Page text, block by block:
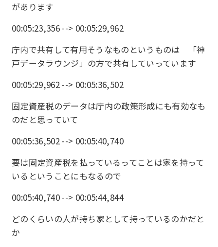
があります
00:05:23,356 --> 00:05:29,962
庁内で共有して有用そうなものというものは 「神
戸データラウンジ」の方で共有していっています
00:05:29,962 --> 00:05:36,502
固定資産税のデータは庁内の政策形成にも有効なも
のだと思っていて
00:05:36,502 --> 00:05:40,740
要は固定資産税を払っているってことは家を持って
いるということにもなるので
00:05:40,740 --> 00:05:44,844
どのくらいの人が持ち家として持っているのかだと
か